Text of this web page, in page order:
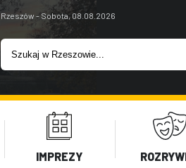
Rzeszów - Sobota, 08.08.2026
IMPREZY